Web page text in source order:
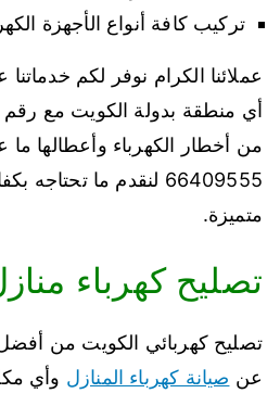
تركيب كافة أنواع الأجهزة
عملائنا الكرام نوفر لكم
أي منطقة بدولة الكويت مع
من أخطار الكهرباء وأعطالها ما
66409555 لنقدم ما
متميزة.
تصليح كهرباء
تصليح كهربائي الكويت من
عن صيانة كهرباء المنازل وأي